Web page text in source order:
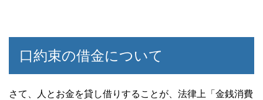
口約束の借金について
さて、人とお金を貸し借りすることが、法律上「金銭消費